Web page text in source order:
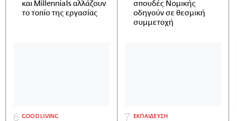
και Millennials αλλάζουν
το τοπίο της εργασίας
σπουδές Νομικής
οδηγούν σε θεσμική
συμμετοχή
GOOD LIVING ΕΚΠΑΙΔΕΥΣΗ